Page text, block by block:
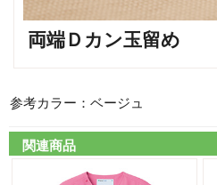
両端Ｄカン玉留め
参考カラー：ベージュ
関連商品